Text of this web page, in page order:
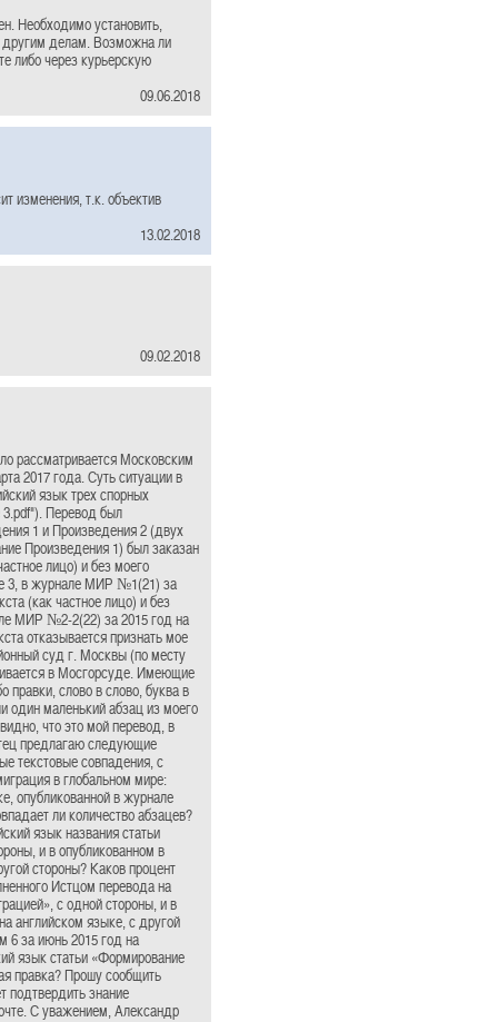
Необходимо установить,
другим делам. Возможна ли
либо через курьерскую
09.06.2018
изменения, т.к. объектив
13.02.2018
09.02.2018
рассматривается Московским
2017 года. Суть ситуации в
язык трех спорных
Перевод был
1 и Произведения 2 (двух
Произведения 1) был заказан
лицо) и без моего
3, в журнале МИР №1(21) за
(как частное лицо) и без
МИР №2-2(22) за 2015 год на
отказывается признать мое
суд г. Москвы (по месту
в Мосгорсуде. Имеющие
правки, слово в слово, буква в
один маленький абзац из моего
что это мой перевод, в
предлагаю следующие
текстовые совпадения, с
в глобальном мире:
опубликованной в журнале
ли количество абзацев?
язык названия статьи
и в опубликованном в
стороны? Каков процент
Истцом перевода на
с одной стороны, и в
английском языке, с другой
6 за июнь 2015 год на
язык статьи «Формирование
правка? Прошу сообщить
подтвердить знание
С уважением, Александр